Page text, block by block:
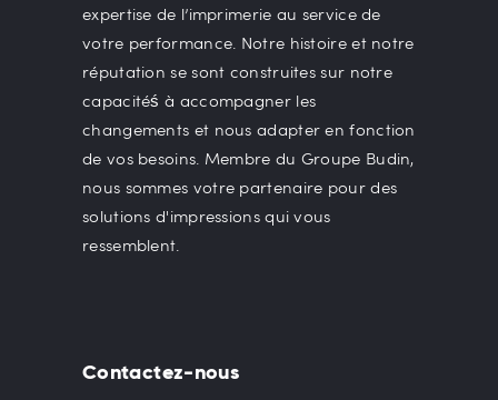
expertise de l’imprimerie au service de
votre performance. Notre histoire et notre
réputation se sont construites sur notre
capacitéś à accompagner les
changements et nous adapter en fonction
de vos besoins. Membre du Groupe Budin,
nous sommes votre partenaire pour des
solutions d'impressions qui vous
ressemblent.
Contactez-nous